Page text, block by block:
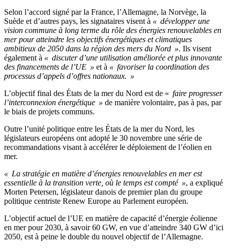
Selon l’accord signé par la France, l’Allemagne, la Norvège, la
Suède et d’autres pays, les signataires visent à « développer une
vision commune à long terme du rôle des énergies renouvelables en
mer pour atteindre les objectifs énergétiques et climatiques
ambitieux de 2050 dans la région des mers du Nord ». Ils visent
également à « discuter d’une utilisation améliorée et plus innovante
des financements de l’UE » et à « favoriser la coordination des
processus d’appels d’offres nationaux. »
L’objectif final des États de la mer du Nord est de « faire progresser
l’interconnexion énergétique » de manière volontaire, pas à pas, par
le biais de projets communs.
Outre l’unité politique entre les États de la mer du Nord, les
législateurs européens ont adopté le 30 novembre une série de
recommandations visant à accélérer le déploiement de l’éolien en
mer.
« La stratégie en matière d’énergies renouvelables en mer est
essentielle à la transition verte, où le temps est compté », a expliqué
Morten Petersen, législateur danois de premier plan du groupe
politique centriste Renew Europe au Parlement européen.
L’objectif actuel de l’UE en matière de capacité d’énergie éolienne
en mer pour 2030, à savoir 60 GW, en vue d’atteindre 340 GW d’ici
2050, est à peine le double du nouvel objectif de l’Allemagne.